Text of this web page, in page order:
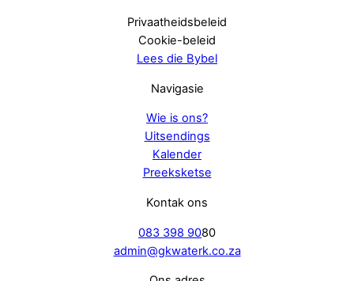
Privaatheidsbeleid
Cookie-beleid
Lees die Bybel
Navigasie
Wie is ons?
Uitsendings
Kalender
Preeksketse
Kontak ons
083 398 9080
admin@gkwaterk.co.za